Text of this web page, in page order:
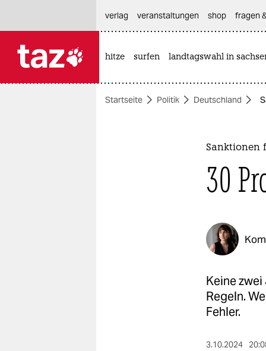
themen
verlag
veranstaltungen shop fragen
hitze surfen landtagswahl in
Startseite Politik Deutschland
Sanktionen
30
Keine
Regeln.
Fehler.
3.10.2024